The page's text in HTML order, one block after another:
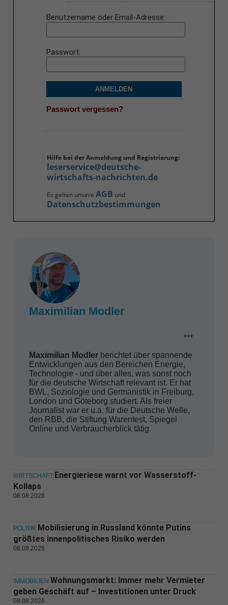
Benutzername oder Email-Adresse
Passwort
ANMELDEN
Passwort vergessen?
Hilfe bei der Anmeldung und Registrierung:
leserservice@deutsche-
wirtschafts-nachrichten.de
Es gelten unsere AGB und
Datenschutzbestimmungen
Maximilian Modler
***
Maximilian Modler berichtet über spannende
Entwicklungen aus den Bereichen Energie,
Technologie - und über alles, was sonst noch
für die deutsche Wirtschaft relevant ist. Er hat
BWL, Soziologie und Germanistik in Freiburg,
London und Göteborg studiert. Als freier
Journalist war er u.a. für die Deutsche Welle,
den RBB, die Stiftung Warentest, Spiegel
Online und Verbraucherblick tätig.
WIRTSCHAFT Energieriese warnt vor Wasserstoff-
Kollaps
08.08.2026
POLITIK Mobilisierung in Russland könnte Putins
größtes innenpolitisches Risiko werden
08.08.2026
IMMOBILIEN Wohnungsmarkt: Immer mehr Vermieter
geben Geschäft auf – Investitionen unter Druck
08.08.2026